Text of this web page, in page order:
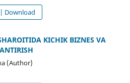
Download
KICHIK BIZNES VA
(Author)